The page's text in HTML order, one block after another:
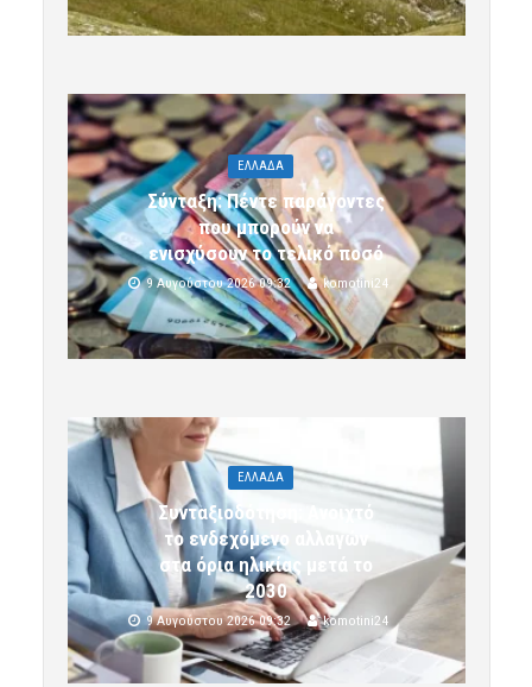
ΕΛΛΑΔΑ
Σύνταξη: Πέντε παράγοντες
που μπορούν να
ενισχύσουν το τελικό ποσό
9 Αυγούστου 2026 09:32 komotini24
ΕΛΛΑΔΑ
Συνταξιοδότηση: Ανοιχτό
το ενδεχόμενο αλλαγών
στα όρια ηλικίας μετά το
2030
9 Αυγούστου 2026 09:32 komotini24